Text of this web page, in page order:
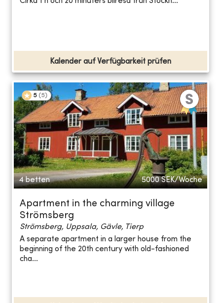
Kalender auf Verfügbarkeit prüfen
5 (5)
4 betten 5000 SEK/Woche
Apartment in the charming village
Strömsberg
Strömsberg, Uppsala, Gävle, Tierp
A separate apartment in a larger house from the
beginning of the 20th century with old-fashioned
cha...